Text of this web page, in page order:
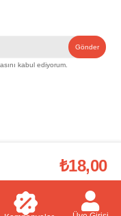
Gönder
kabul ediyorum.
. Tüm hakları saklıdır.
Web sitemizde yer alan
yazılı izni alınmadan
kopyalanması ve
Yasasına göre suçtur.
₺18,00